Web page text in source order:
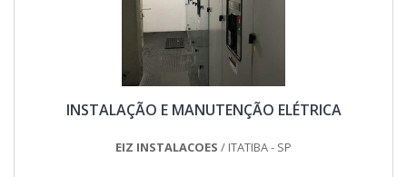
INSTALAÇÃO E MANUTENÇÃO ELÉTRICA
EIZ INSTALACOES / ITATIBA - SP